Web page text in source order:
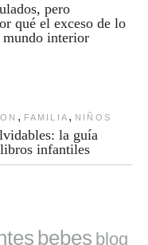
pero
qué el exceso de lo
mundo interior
, FAMILIA , NIÑOS
la guía
infantiles
bebes blog